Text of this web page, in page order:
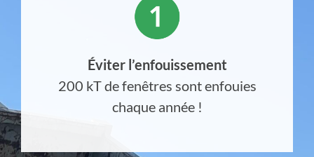
Éviter l’enfouissement
200 kT de fenêtres sont enfouies
chaque année !